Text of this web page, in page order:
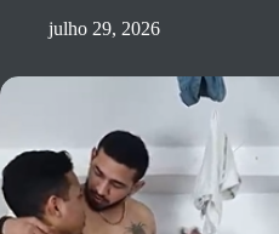
julho 29, 2026